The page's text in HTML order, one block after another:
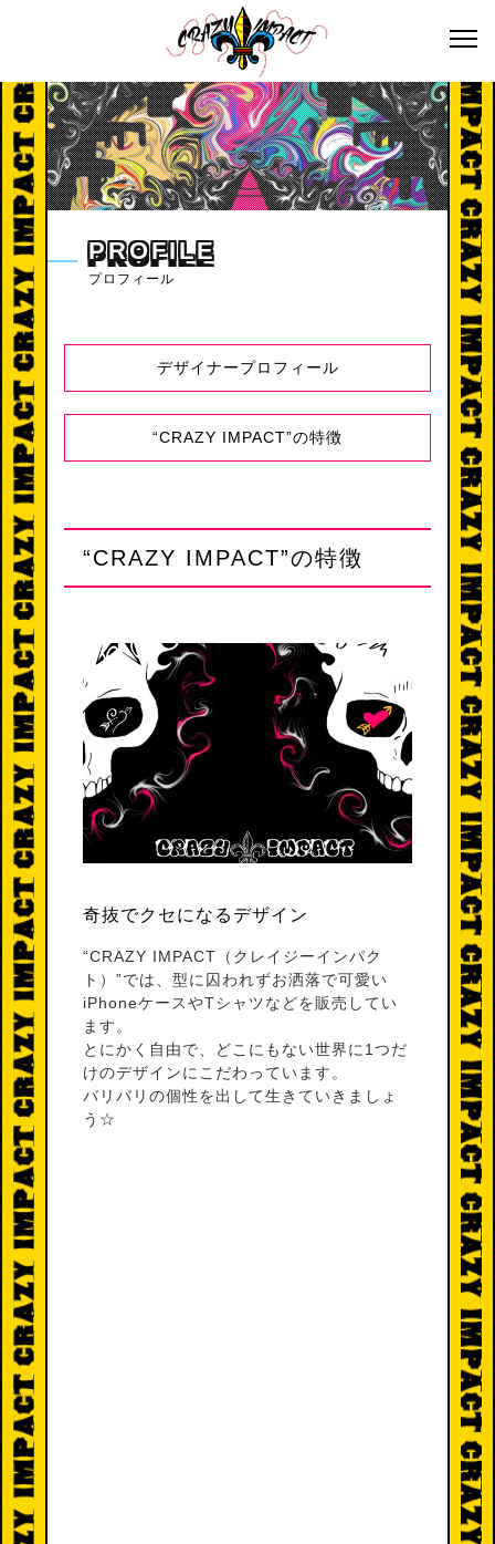
PROFILE
プロフィール
デザイナープロフィール
“CRAZY IMPACT”の特徴
“CRAZY IMPACT”の特徴
奇抜でクセになるデザイン
“CRAZY IMPACT（クレイジーインパク
ト）”では、型に囚われずお洒落で可愛い
iPhoneケースやTシャツなどを販売してい
ます。
とにかく自由で、どこにもない世界に1つだ
けのデザインにこだわっています。
バリバリの個性を出して生きていきましょ
う☆